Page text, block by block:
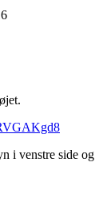
i venstre side og